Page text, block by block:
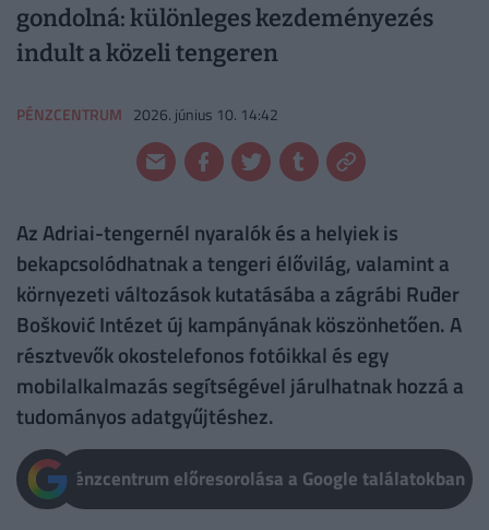
gondolná: különleges kezdeményezés
indult a közeli tengeren
PÉNZCENTRUM 2026. június 10. 14:42
Az Adriai-tengernél nyaralók és a helyiek is
bekapcsolódhatnak a tengeri élővilág, valamint a
környezeti változások kutatásába a zágrábi Ruđer
Bošković Intézet új kampányának köszönhetően. A
résztvevők okostelefonos fotóikkal és egy
mobilalkalmazás segítségével járulhatnak hozzá a
tudományos adatgyűjtéshez.
Pénzcentrum előresorolása a Google találatokban